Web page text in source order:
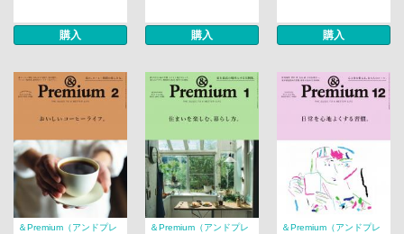
購入 購入 購入
＆Premium（アンドプレ
＆Premium（アンドプレ
＆Premium（アンドプレ